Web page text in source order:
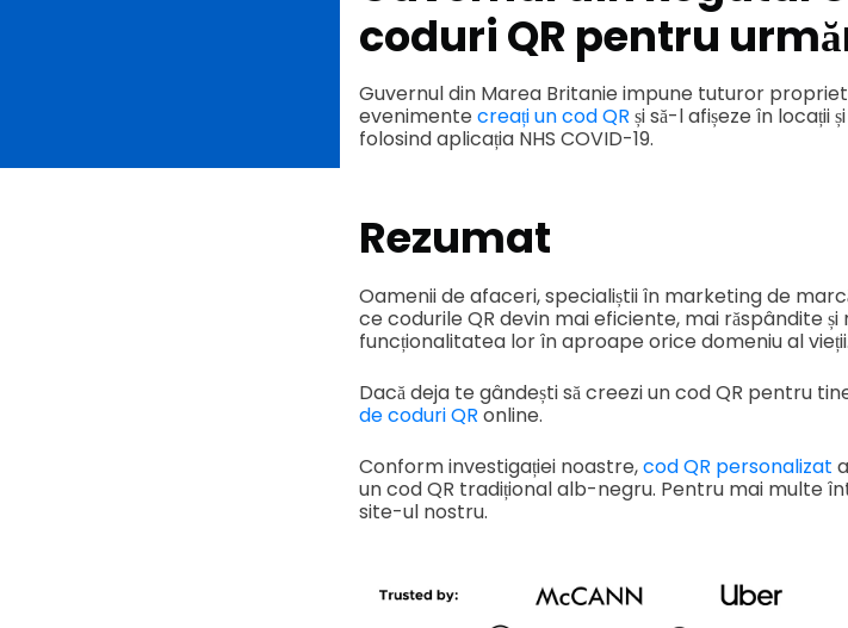
coduri QR pentru
Guvernul din Marea Britanie impune tuturor
evenimente creați un cod QR și să-l afișeze în locații
folosind aplicația NHS COVID-19.
Rezumat
Oamenii de afaceri, specialiștii în marketing de
ce codurile QR devin mai eficiente, mai răspândite
funcționalitatea lor în aproape orice domeniu al vieții.
Dacă deja te gândești să creezi un cod QR pentru
de coduri QR online.
Conform investigației noastre,cod QR personalizat
un cod QR tradițional alb-negru. Pentru mai multe
site-ul nostru.